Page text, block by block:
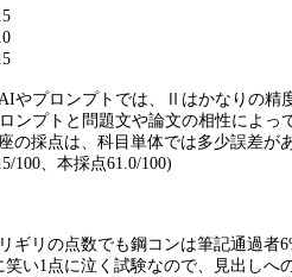
やプロンプトでは、Ⅱはかなりの
ンプトと問題文や論文の相性によっ
の採点は、科目単体では多少誤差
100、本採点61.0/100)
ギリの点数でも鋼コンは筆記通過者
笑い1点に泣く試験なので、見出しへ